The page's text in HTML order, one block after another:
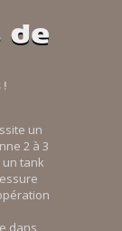
de
!
un
2 à 3
tank
dans